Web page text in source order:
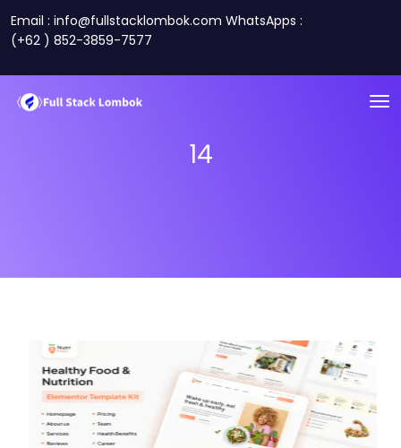
Email : info@fullstacklombok.com WhatsApps :
(+62 ) 852-3859-7577
14